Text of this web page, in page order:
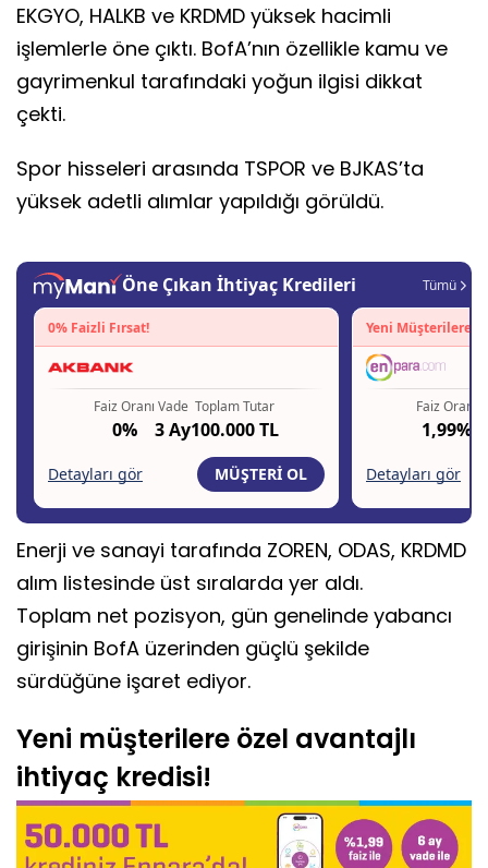
EKGYO, HALKB ve KRDMD yüksek hacimli
işlemlerle öne çıktı. BofA’nın özellikle kamu ve
gayrimenkul tarafındaki yoğun ilgisi dikkat
çekti.
Spor hisseleri arasında TSPOR ve BJKAS’ta
yüksek adetli alımlar yapıldığı görüldü.
Enerji ve sanayi tarafında ZOREN, ODAS, KRDMD
alım listesinde üst sıralarda yer aldı.
Toplam net pozisyon, gün genelinde yabancı
girişinin BofA üzerinden güçlü şekilde
sürdüğüne işaret ediyor.
Yeni müşterilere özel avantajlı
ihtiyaç kredisi!